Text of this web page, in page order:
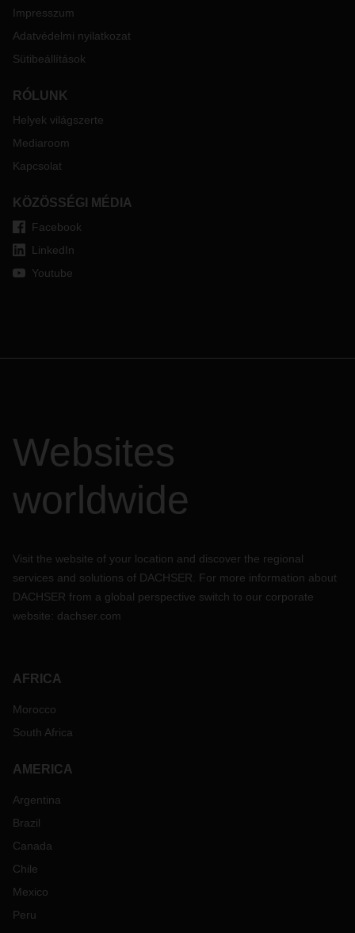
vámeljárásokra. Ennek okán a Brexit ellenőrző listánkat a
alábbiakban ingyenesen letöltheti.
Amennyiben további kérdése van, kérjük forduljon illetékes
Impresszum
Adatvédelmi nyilatkozat
Sütibeállítások
RÓLUNK
Helyek világszerte
Mediaroom
Kapcsolat
KÖZÖSSÉGI MÉDIA
Facebook
LinkedIn
Youtube
Websites
worldwide
Visit the website of your location and discover the regional
services and solutions of DACHSER. For more information about
DACHSER from a global perspective switch to our corporate
website: dachser.com
AFRICA
Morocco
South Africa
AMERICA
Argentina
Brazil
Canada
Chile
Mexico
Peru